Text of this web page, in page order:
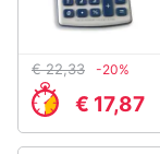
€ 22,33 -20%
€ 17,87